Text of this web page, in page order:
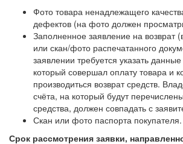
Фото товара ненадлежащего
дефектов (на фото должен
Заполненное заявление на возврат
или скан/фото распечатанного
заявлении требуется указать
который совершал оплату товара и
производиться возврат средств.
счёта, на который будут
средства, должен совпадать с
Скан или фото паспорта покупателя.
Срок рассмотрения заявки,